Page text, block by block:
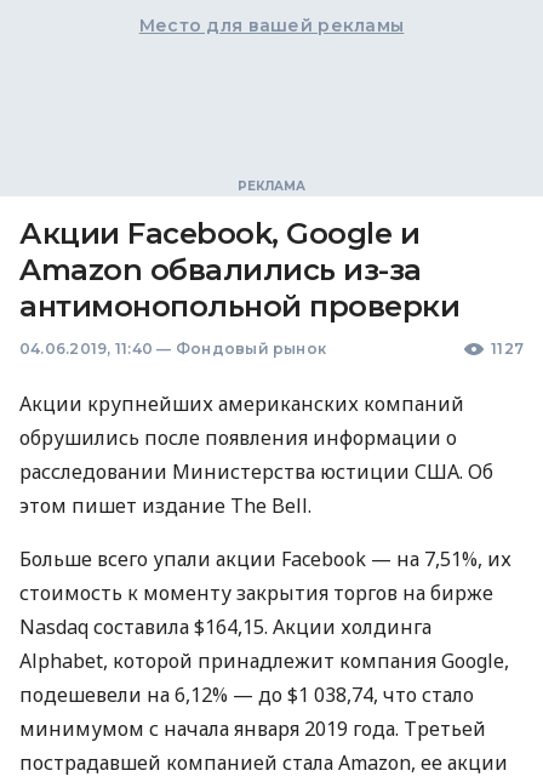
Место для вашей рекламы
Акции Facebook, Google и
Amazon обвалились из-за
антимонопольной проверки
04.06.2019, 11:40 — Фондовый рынок 1127
Акции крупнейших американских компаний
обрушились после появления информации о
расследовании Министерства юстиции США. Об
этом пишет издание The Bell.
Больше всего упали акции Facebook — на 7,51%, их
стоимость к моменту закрытия торгов на бирже
Nasdaq составила $164,15. Акции холдинга
Alphabet, которой принадлежит компания Google,
подешевели на 6,12% — до $1 038,74, что стало
минимумом с начала января 2019 года. Третьей
пострадавшей компанией стала Amazon, ее акции